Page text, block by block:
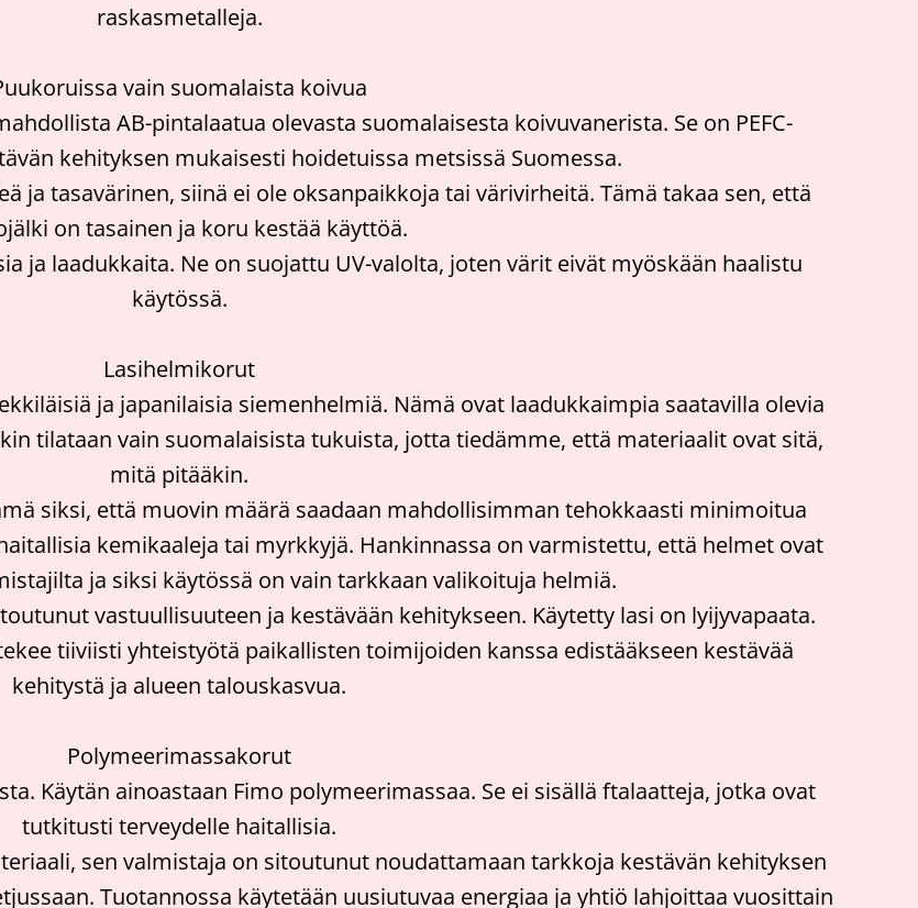
raskasmetalleja.
vain suomalaista koivua
AB-pintalaatua olevasta suomalaisesta koivuvanerista. Se on PEFC-
kehityksen mukaisesti hoidetuissa metsissä Suomessa.
ja tasavärinen, siinä ei ole oksanpaikkoja tai värivirheitä. Tämä takaa sen, että
on tasainen ja koru kestää käyttöä.
ja laadukkaita. Ne on suojattu UV-valolta, joten värit eivät myöskään haalistu
käytössä.
Lasihelmikorut
ja japanilaisia siemenhelmiä. Nämä ovat laadukkaimpia saatavilla olevia
tilataan vain suomalaisista tukuista, jotta tiedämme, että materiaalit ovat sitä,
mitä pitääkin.
siksi, että muovin määrä saadaan mahdollisimman tehokkaasti minimoitua
kemikaaleja tai myrkkyjä. Hankinnassa on varmistettu, että helmet ovat
ja siksi käytössä on vain tarkkaan valikoituja helmiä.
vastuullisuuteen ja kestävään kehitykseen. Käytetty lasi on lyijyvapaata.
tiiviisti yhteistyötä paikallisten toimijoiden kanssa edistääkseen kestävää
kehitystä ja alueen talouskasvua.
Polymeerimassakorut
Käytän ainoastaan Fimo polymeerimassaa. Se ei sisällä ftalaatteja, jotka ovat
tutkitusti terveydelle haitallisia.
sen valmistaja on sitoutunut noudattamaan tarkkoja kestävän kehityksen
Tuotannossa käytetään uusiutuvaa energiaa ja yhtiö lahjoittaa vuosittain